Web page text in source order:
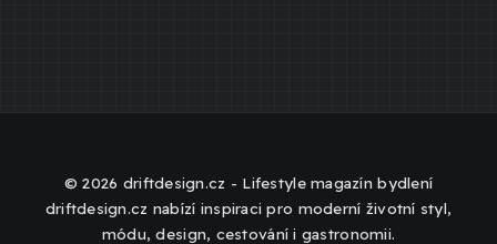
© 2026 driftdesign.cz - Lifestyle magazín bydlení
driftdesign.cz nabízí inspiraci pro moderní životní styl,
módu, design, cestování i gastronomii.